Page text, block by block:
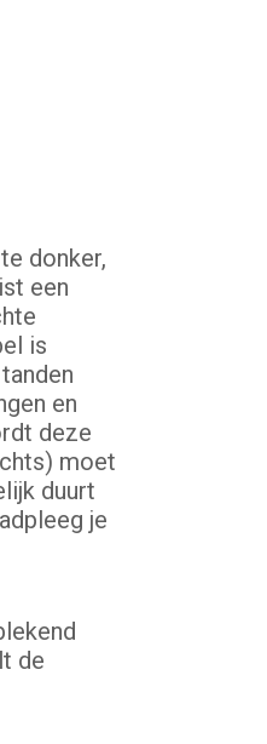
donker,
een
is
en
deze
moet
duurt
je
de